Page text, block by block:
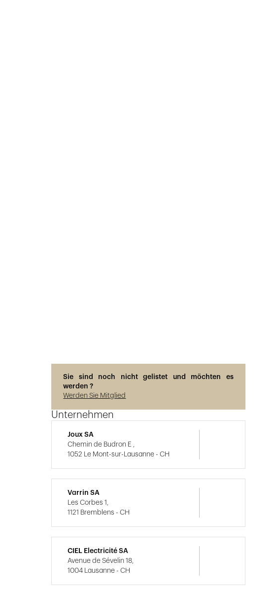
Sie sind noch nicht gelistet und möchten es
werden ?
Werden Sie Mitglied
Unternehmen
Joux SA
Chemin de Budron E ,
1052 Le Mont-sur-Lausanne - CH
Varrin SA
Les Corbes 1,
1121 Bremblens - CH
CIEL Electricité SA
Avenue de Sévelin 18,
1004 Lausanne - CH